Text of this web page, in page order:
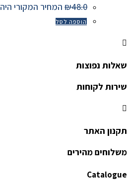
₪48.0 המחיר המקורי היה: ₪48.0.
הוספה לסל
שאלות נפוצות
שירות לקוחות
תקנון האתר
משלוחים מהירים
Catalogue